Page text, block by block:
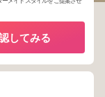
してみる